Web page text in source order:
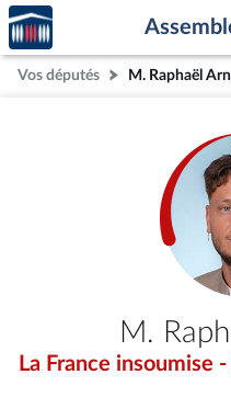
Aller au contenu
Aller en bas de la page
Accèder
à la
page
d'accueil
Vos députés
M.
La France insoumise